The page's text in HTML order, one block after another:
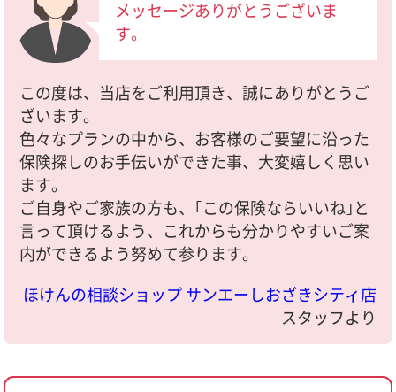
メッセージありがとうございま
す。
この度は、当店をご利用頂き、誠にありがとうご
ざいます。
色々なプランの中から、お客様のご要望に沿った
保険探しのお手伝いができた事、大変嬉しく思い
ます。
ご自身やご家族の方も、｢この保険ならいいね｣と
言って頂けるよう、これからも分かりやすいご案
内ができるよう努めて参ります。
ほけんの相談ショップ サンエーしおざきシティ店
スタッフより